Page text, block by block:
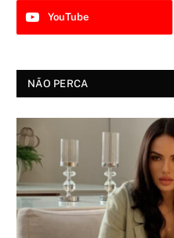
YouTube
NÃO PERCA